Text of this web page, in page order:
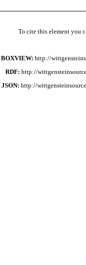
To cite this element you
BOXVIEW: http://
RDF: http://
JSON: http://